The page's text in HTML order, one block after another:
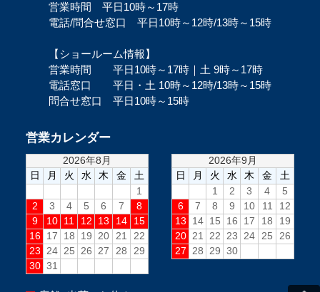
営業時間 平日10時～17時
電話/問合せ窓口 平日10時～12時/13時～15時
【ショールーム情報】
営業時間 平日10時～17時｜土 9時～17時
電話窓口 平日・土 10時～12時/13時～15時
問合せ窓口 平日10時～15時
営業カレンダー